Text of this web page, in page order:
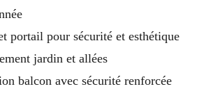
portail pour sécurité et esthétique
jardin et allées
balcon avec sécurité renforcée